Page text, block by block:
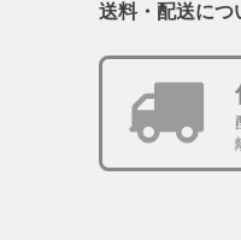
送料・配送につ